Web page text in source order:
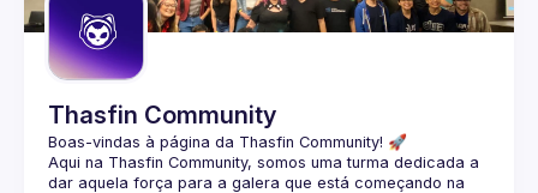
Thasfin Community
Boas-vindas à página da Thasfin Community! 🚀
Aqui na Thasfin Community, somos uma turma dedicada a
dar aquela força para a galera que está começando na